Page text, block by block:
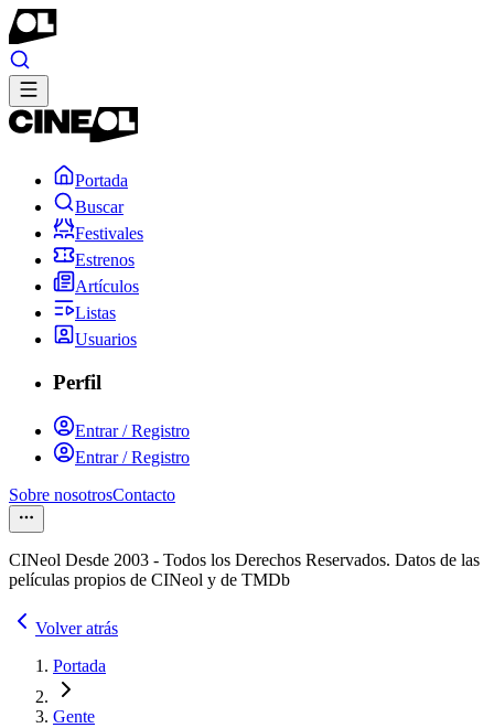
Portada
Buscar
Festivales
Estrenos
Artículos
Listas
Usuarios
Perfil
Entrar / Registro
Entrar / Registro
Sobre nosotrosContacto
CINeol Desde 2003 - Todos los Derechos Reservados. Datos de las
películas propios de CINeol y de TMDb
Volver atrás
Portada
Gente